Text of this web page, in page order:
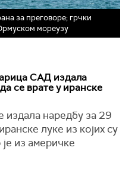
за преговоре; грчки
мореузу
САД издала
се врате у иранске
издала наредбу за 29
луке из којих су
из америчке